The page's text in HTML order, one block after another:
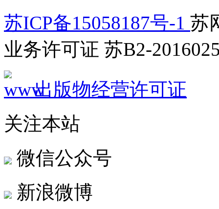
苏ICP备15058187号-1 苏
业务许可证 苏B2-
出版物经营许可证
关注本站
微信公众号
新浪微博